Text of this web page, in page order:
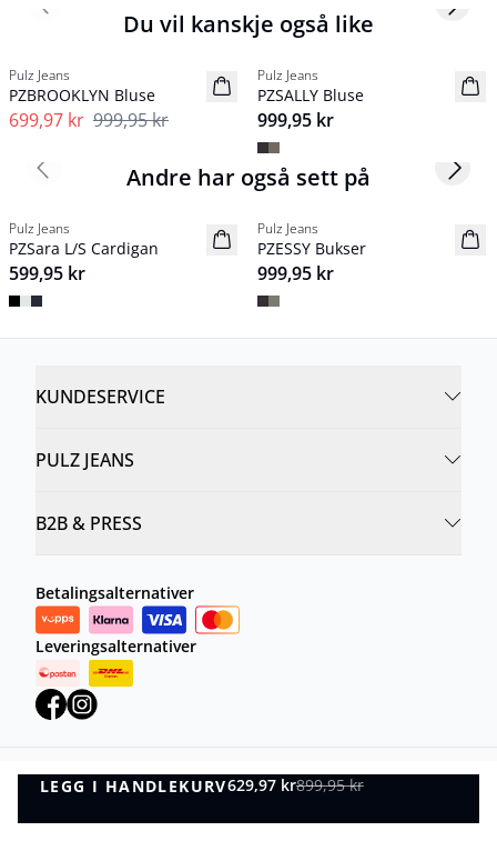
LEGG I HANDLEKURV629,97 kr899,95 kr
LEGG I HANDLEKURV
Du vil kanskje også like
Pulz Jeans
PZBROOKLYN Bluse
699,97 kr 999,95 kr
NYHED
Pulz Jeans
PZSALLY Bluse
999,95 kr
Previous slide Next
Andre har også sett på
NYHED
Basic
Pulz Jeans
PZSara L/S Cardigan
599,95 kr
NYHED
Pulz Jeans
PZESSY Bukser
999,95 kr
Previous slide Next
KUNDESERVICE
PULZ JEANS
B2B & PRESS
Betalingsalternativer
Leveringsalternativer
Personvernregler Vilkår og betingelser
©DK Company Online AS 2026